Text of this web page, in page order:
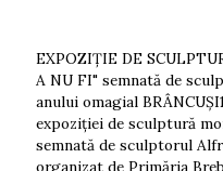
EXPOZIȚIE DE
A NU FI" semnată de
anului omagial
expoziției de sculptură
semnată de sculptorul
organizat de Primăria